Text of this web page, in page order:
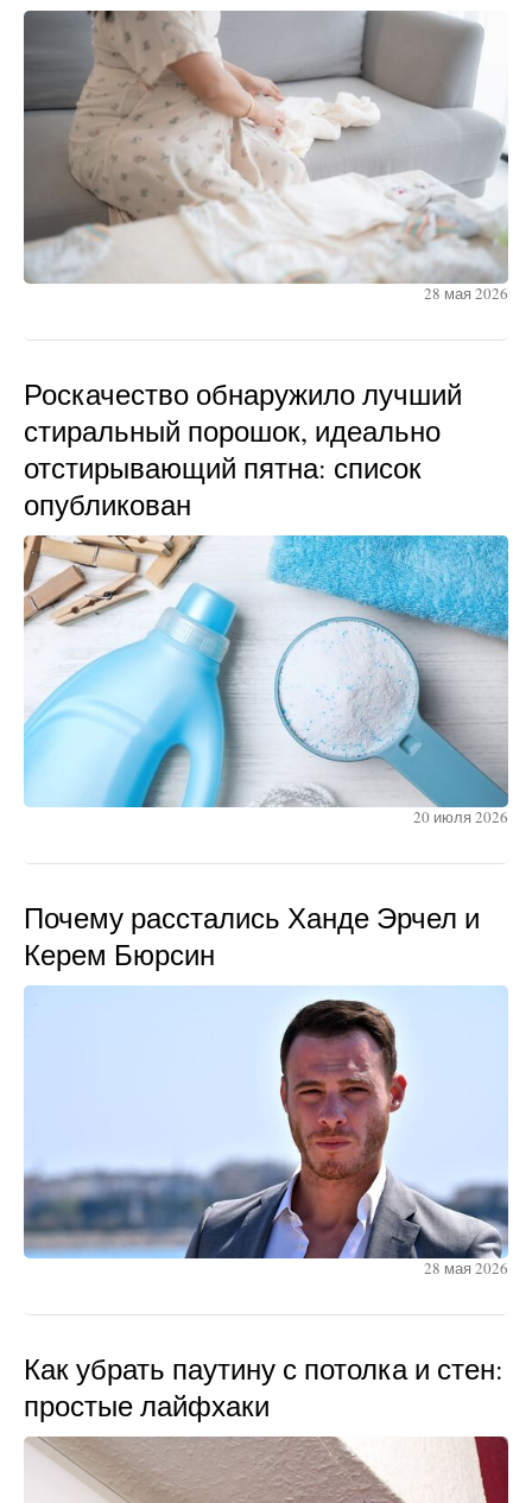
28 мая 2026
Роскачество обнаружило лучший
стиральный порошок, идеально
отстирывающий пятна: список
опубликован
20 июля 2026
Почему расстались Ханде Эрчел и
Керем Бюрсин
28 мая 2026
Как убрать паутину с потолка и стен:
простые лайфхаки